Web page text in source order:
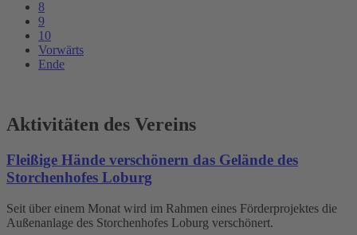
8
9
10
Vorwärts
Ende
Aktivitäten des Vereins
Fleißige Hände verschönern das Gelände des
Storchenhofes Loburg
Seit über einem Monat wird im Rahmen eines Förderprojektes die
Außenanlage des Storchenhofes Loburg verschönert.